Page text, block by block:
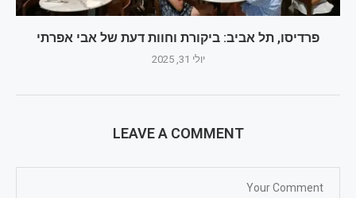
פרדיסו, תל אביב: ביקורת וחוות דעת של אבי אפרתי
יולי 31, 2025
LEAVE A COMMENT